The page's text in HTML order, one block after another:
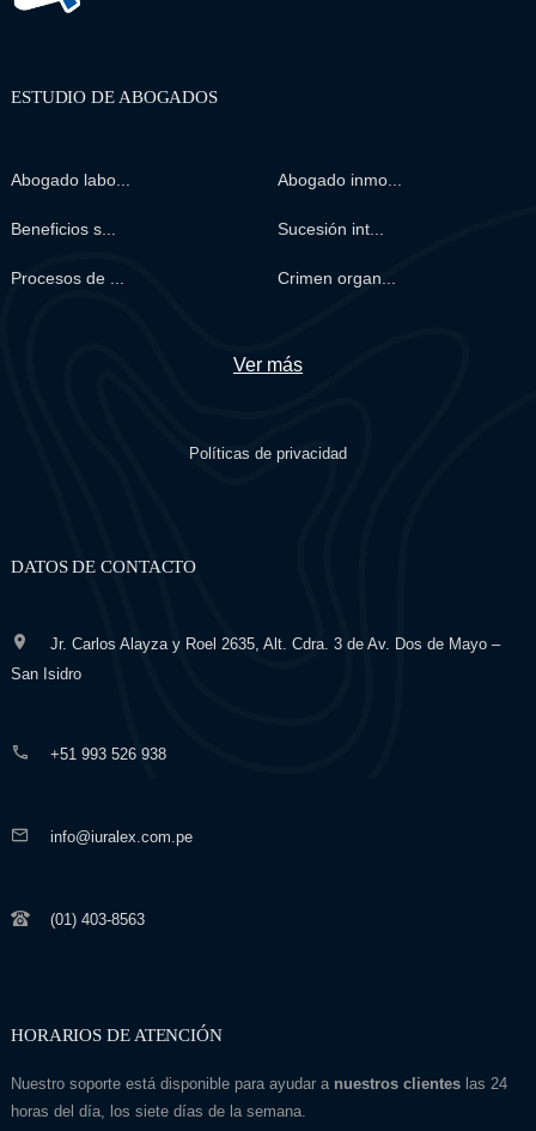
ESTUDIO DE ABOGADOS
Abogado labo... Abogado inmo...
Beneficios s... Sucesión int...
Procesos de ... Crimen organ...
Ver más
Políticas de privacidad
DATOS DE CONTACTO
Jr. Carlos Alayza y Roel 2635, Alt. Cdra. 3 de Av. Dos de Mayo –
San Isidro
+51 993 526 938
info@iuralex.com.pe
(01) 403-8563
HORARIOS DE ATENCIÓN
Nuestro soporte está disponible para ayudar a nuestros clienteslas 24
horas del día, los siete días de la semana.